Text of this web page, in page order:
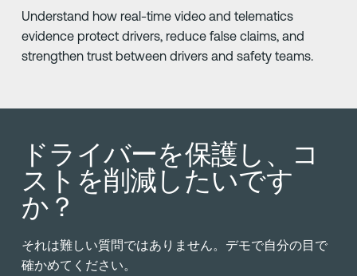
Understand how real-time video and telematics
evidence protect drivers, reduce false claims, and
strengthen trust between drivers and safety teams.
ドライバーを保護し、コ
ストを削減したいです
か？
それは難しい質問ではありません。デモで自分の目で
確かめてください。